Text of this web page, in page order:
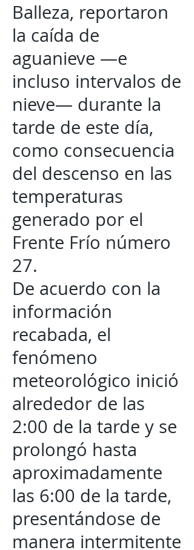
Balleza, reportaron
la caída de
aguanieve —e
incluso intervalos de
nieve— durante la
tarde de este día,
como consecuencia
del descenso en las
temperaturas
generado por el
Frente Frío número
27.
De acuerdo con la
información
recabada, el
fenómeno
meteorológico inició
alrededor de las
2:00 de la tarde y se
prolongó hasta
aproximadamente
las 6:00 de la tarde,
presentándose de
manera intermitente